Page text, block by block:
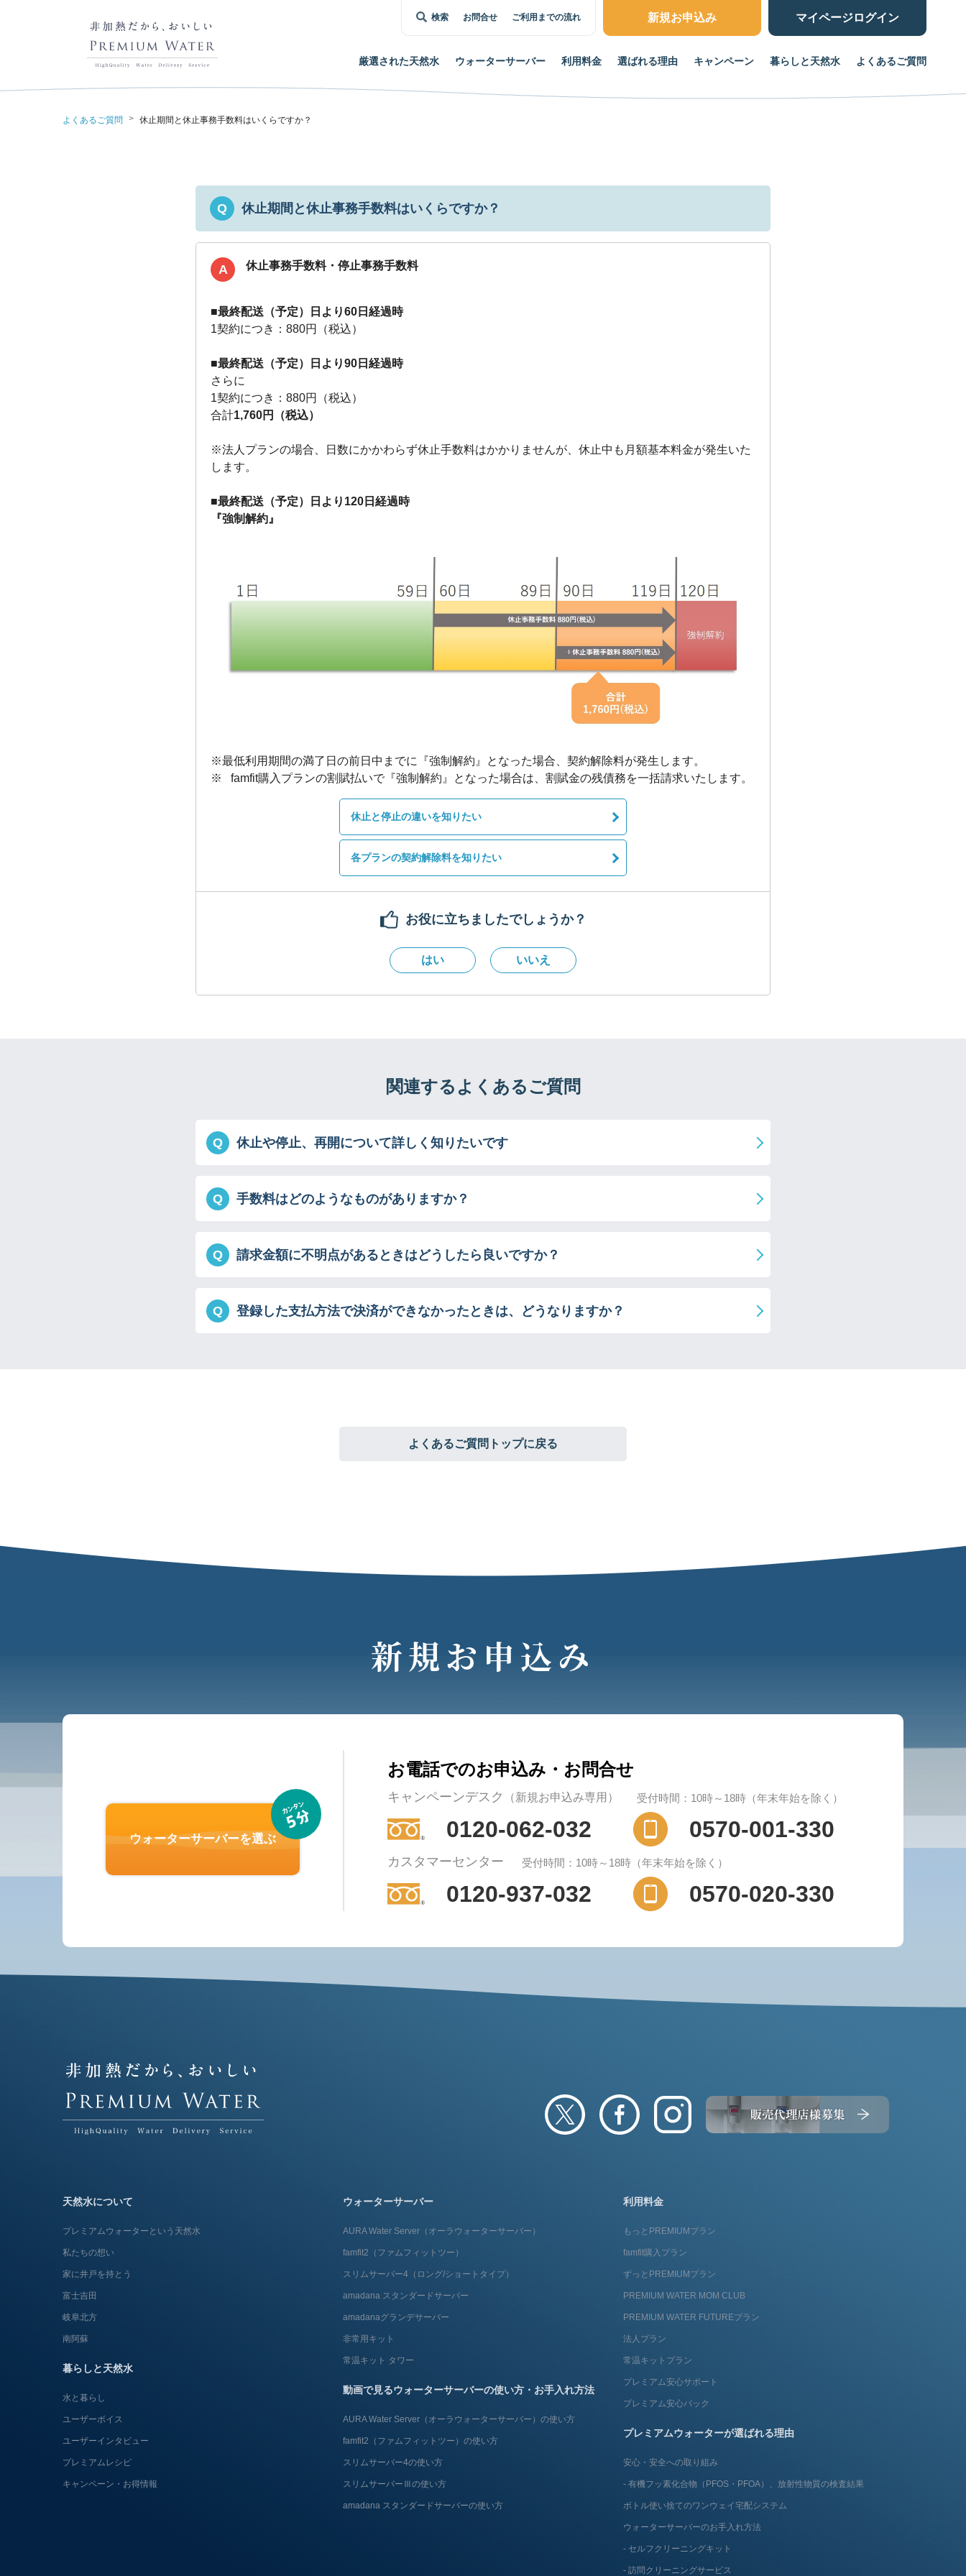
厳選された天然水 ウォーターサーバー 利用料金 選ばれる理由 キャンペーン 暮らしと天然水 よくあるご質問
検索 お問合せ ご利用までの流れ 新規お申込み マイページログイン
よくあるご質問 > 休止期間と休止事務手数料はいくらですか？
Q 休止期間と休止事務手数料はいくらですか？
A 休止事務手数料・停止事務手数料
■最終配送（予定）日より60日経過時
1契約につき：880円（税込）
■最終配送（予定）日より90日経過時
さらに
1契約につき：880円（税込）
合計1,760円（税込）
※法人プランの場合、日数にかかわらず休止手数料はかかりませんが、休止中も月額基本料金が発生いた
します。
■最終配送（予定）日より120日経過時
『強制解約』
※最低利用期間の満了日の前日中までに『強制解約』となった場合、契約解除料が発生します。
休止と停止の違いを知りたい
各プランの契約解除料を知りたい
お役に立ちましたでしょうか？
はい いいえ
関連するよくあるご質問
Q 休止や停止、再開について詳しく知りたいです
Q 手数料はどのようなものがありますか？
Q 請求金額に不明点があるときはどうしたら良いですか？
Q 登録した支払方法で決済ができなかったときは、どうなりますか？
よくあるご質問トップに戻る
新規お申込み
ウォーターサーバーを選ぶ
お電話でのお申込み・お問合せ
キャンペーンデスク （新規お申込み専用） 受付時間：10時～18時（年末年始を除く）
0120-062-032 0570-001-330
カスタマーセンター 受付時間：10時～18時（年末年始を除く）
0120-937-032 0570-020-330
天然水について
プレミアムウォーターという天然水
私たちの想い
家に井戸を持とう
富士吉田
岐阜北方
南阿蘇
暮らしと天然水
水と暮らし
ユーザーボイス
ユーザーインタビュー
プレミアムレシピ
キャンペーン・お得情報
ウォーターサーバー
AURA Water Server​（オーラウォーターサーバー）
famfit2（ファムフィットツー）
スリムサーバー4（ロング/ショートタイプ）
amadana スタンダードサーバー
amadanaグランデサーバー
非常用キット
常温キット タワー
動画で見るウォーターサーバーの使い方・お手入れ方法
AURA Water Server​（オーラウォーターサーバー）の使い方
famfit2（ファムフィットツー）の使い方
スリムサーバー4の使い方
スリムサーバーⅢの使い方
amadana スタンダードサーバーの使い方
利用料金
もっとPREMIUMプラン
famfit購入プラン
ずっとPREMIUMプラン
PREMIUM WATER MOM CLUB
PREMIUM WATER FUTUREプラン
法人プラン
常温キットプラン
プレミアム安心サポート
プレミアム安心パック
プレミアムウォーターが選ばれる理由
安心・安全への取り組み
有機フッ素化合物（PFOS・PFOA）、放射性物質の検査結果
ボトル使い捨てのワンウェイ宅配システム
ウォーターサーバーのお手入れ方法
セルフクリーニングキット
訪問クリーニングサービス